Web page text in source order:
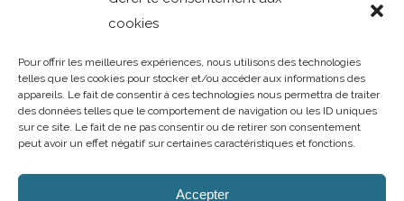
cookies
Pour offrir les meilleures expériences, nous utilisons des technologies
telles que les cookies pour stocker et/ou accéder aux informations des
appareils. Le fait de consentir à ces technologies nous permettra de traiter
des données telles que le comportement de navigation ou les ID uniques
sur ce site. Le fait de ne pas consentir ou de retirer son consentement
peut avoir un effet négatif sur certaines caractéristiques et fonctions.
Accepter
60 86 (showroom n°2) /aubry-decoration@orange.fr